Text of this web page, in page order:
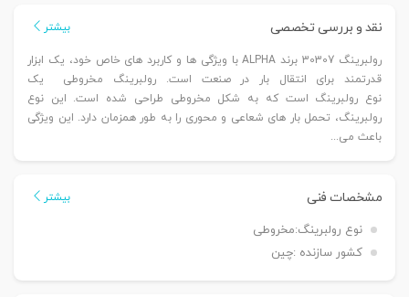
نقد و بررسی تخصصی بیشتر
رولبرینگ 30307 برند ALPHA با ویژگی‌ ها و کاربرد های خاص خود، یک ابزار
قدرتمند برای انتقال بار در صنعت است. رولبرینگ مخروطی یک
نوع رولبرینگ است که به شکل مخروطی طراحی شده است. این نوع
رولبرینگ، تحمل بار های شعاعی و محوری را به طور همزمان دارد. این ویژگی
باعث می‌...
مشخصات فنی بیشتر
نوع رولبرینگ:مخروطی
کشور سازنده :چین